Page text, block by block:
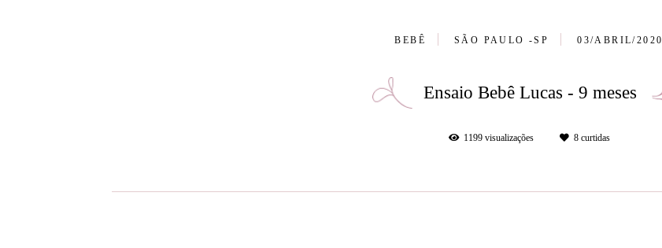
BEBÊ SÃO PAULO -SP 03/ABRIL/2020
Ensaio Bebê Lucas - 9 meses
1199visualizações 8curtidas